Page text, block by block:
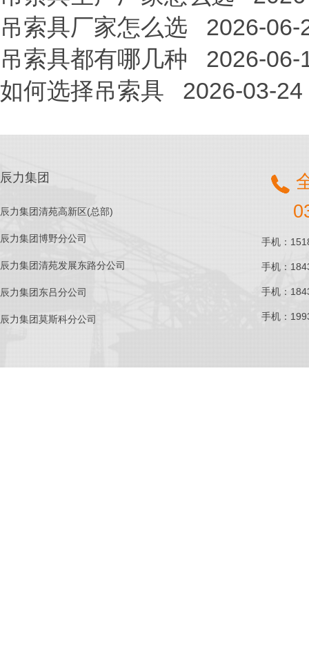
吊索具厂家怎么选
2026-06-
吊索具都有哪几种
2026-06-
如何选择吊索具
2026-03-24
辰力集团
辰力集团清苑高新区(总部)
辰力集团博野分公司
辰力集团清苑发展东路分公司
辰力集团东吕分公司
辰力集团莫斯科分公司
手机：
手机：
手机：
手机：